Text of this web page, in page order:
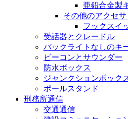
亜鉛合金製
その他のアクセサ
フックスイ
受話器とクレードル
バックライトなしのキ
ビーコンとサウンダー
防水ボックス
ジャンクションボック
ポールスタンド
刑務所通信
交通通信